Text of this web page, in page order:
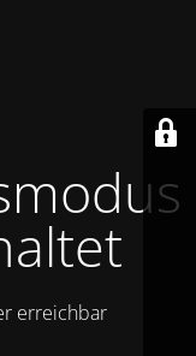
erreichbar